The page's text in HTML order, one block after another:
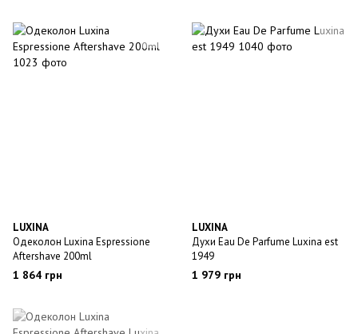
LUXINA
Одеколон Luxina Espressione
Aftershave 200ml
1 864 грн
LUXINA
Духи Eau De Parfume Luxina est
1949
1 979 грн